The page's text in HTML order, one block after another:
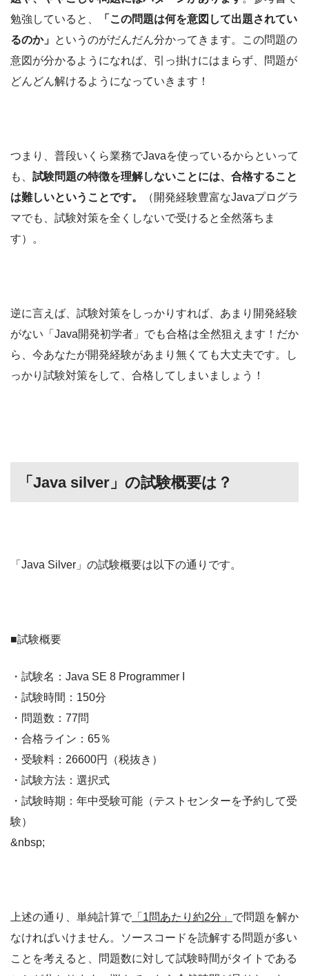
勉強していると、
「この問題は何を意図して出題されてい
るのか」 というのがだんだん分かってきます。この問題の
意図が分かるようになれば、引っ掛けにはまらず、問題が
どんどん解けるようになっていきます！
つまり、普段いくら業務でJavaを使っているからといって
も、 試験問題の特徴を理解しないことには、合格すること
は難しいということです。
（開発経験豊富なJavaプログラ
マでも、試験対策を全くしないで受けると全然落ちま
す）。
逆に言えば、試験対策をしっかりすれば、あまり開発経験
がない「Java開発初学者」でも合格は全然狙えます！だか
ら、今あなたが開発経験があまり無くても大丈夫です。し
っかり試験対策をして、合格してしまいましょう！
「Java silver」の試験概要は？
「Java Silver」の試験概要は以下の通りです。
■試験概要
・試験名：Java SE 8 Programmer I
・試験時間：150分
・問題数：77問
・合格ライン：65％
・受験料：26600円（税抜き）
・試験方法：選択式
・試験時期：年中受験可能（テストセンターを予約して受
験）
&nbsp;
上述の通り、単純計算で 「1問あたり約2分」 で問題を解か
なければいけません。ソースコードを読解する問題が多い
ことを考えると、問題数に対して試験時間がタイトである